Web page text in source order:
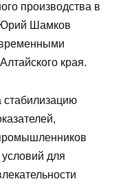
производства в
Юрий Шамков
края.
стабилизацию
для